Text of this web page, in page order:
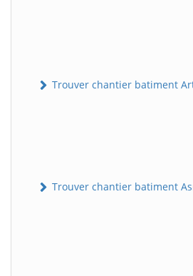
Trouver chantier batiment
Trouver chantier batiment